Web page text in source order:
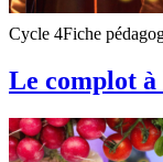
Cycle 4Fiche
Le complot